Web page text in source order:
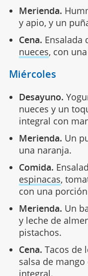
Merienda.
y apio, y un
Cena. Ensalada
nueces, con
Miércoles
Desayuno.
nueces y un
integral con
Merienda. Un
una naranja.
Comida.
espinacas,
con una
Merienda. Un
y leche de
pistachos.
Cena. Tacos de
salsa de
integral.